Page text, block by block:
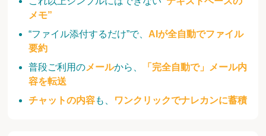
メモ”
“ファイル添付するだけ”で、 AIが全自動でファイル
要約
普段ご利用のメールから、
「完全自動で」メール内
容を転送
チャットの内容も、 ワンクリックでナレカンに蓄積